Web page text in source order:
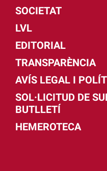
SOCIETAT
LVL
EDITORIAL
TRANSPARÈNCIA
AVÍS LEGAL I
SOL·LICITUD DE
BUTLLETÍ
HEMEROTECA